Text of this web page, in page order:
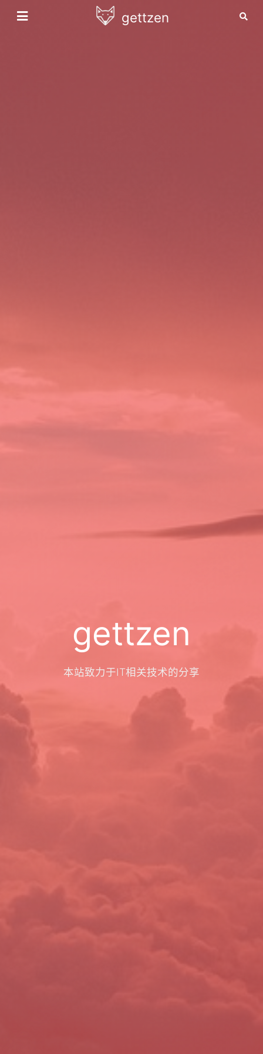
gettzen
gettzen
本站致力于IT相关技术的分享